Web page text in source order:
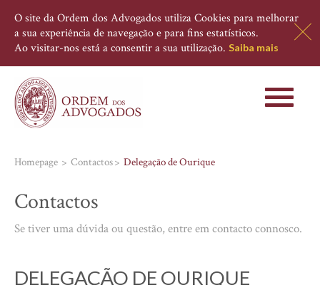
O site da Ordem dos Advogados utiliza Cookies para melhorar
a sua experiência de navegação e para fins estatísticos.
Ao visitar-nos está a consentir a sua utilização. Saiba mais
Toggle
Homepage Contactos Delegação de Ourique
Contactos
Se tiver uma dúvida ou questão, entre em contacto connosco.
DELEGAÇÃO DE OURIQUE